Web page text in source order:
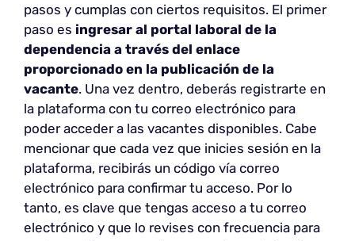
pasos y cumplas con ciertos requisitos. El primer
paso es ingresar al portal laboral de la
dependencia a través del enlace
proporcionado en la publicación de la
vacante. Una vez dentro, deberás registrarte en
la plataforma con tu correo electrónico para
poder acceder a las vacantes disponibles. Cabe
mencionar que cada vez que inicies sesión en la
plataforma, recibirás un código vía correo
electrónico para confirmar tu acceso. Por lo
tanto, es clave que tengas acceso a tu correo
electrónico y que lo revises con frecuencia para